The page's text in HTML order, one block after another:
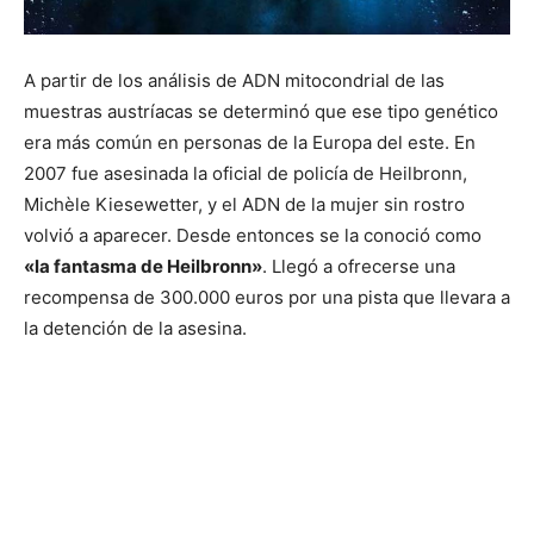
A partir de los análisis de ADN mitocondrial de las
muestras austríacas se determinó que ese tipo genético
era más común en personas de la Europa del este. En
2007 fue asesinada la oficial de policía de Heilbronn,
Michèle Kiesewetter, y el ADN de la mujer sin rostro
volvió a aparecer. Desde entonces se la conoció como
«la fantasma de Heilbronn». Llegó a ofrecerse una
recompensa de 300.000 euros por una pista que llevara a
la detención de la asesina.